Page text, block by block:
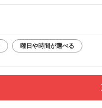
曜日や時間が選べる